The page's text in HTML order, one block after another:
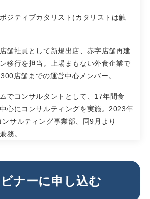
ジティブカタリスト(カタリストは触
舗社員として新規出店、赤字店舗再建
移行を担当。上場まもない外食企業で
店舗までの運営中心メンバー。
でコンサルタントとして、17年間食
心にコンサルティングを実施。2023年
サルティング事業部、同9月より
務。
ナーに申し込む